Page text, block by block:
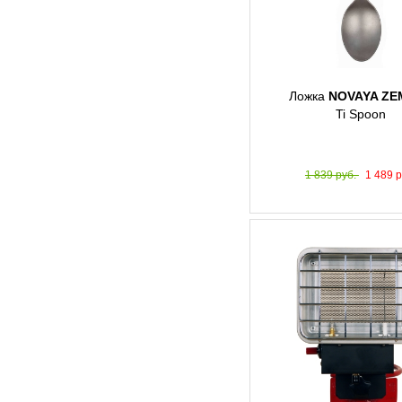
Ложка NOVAYA
Ti Spoon
1 839 руб. 1 489